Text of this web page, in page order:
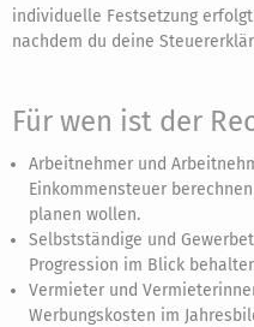
individuelle Festsetzung
nachdem du deine
Für wen ist der
Arbeitnehmer und
Einkommensteuer
planen wollen.
Selbstständige und
Progression im Blick
Vermieter und
Werbungskosten im